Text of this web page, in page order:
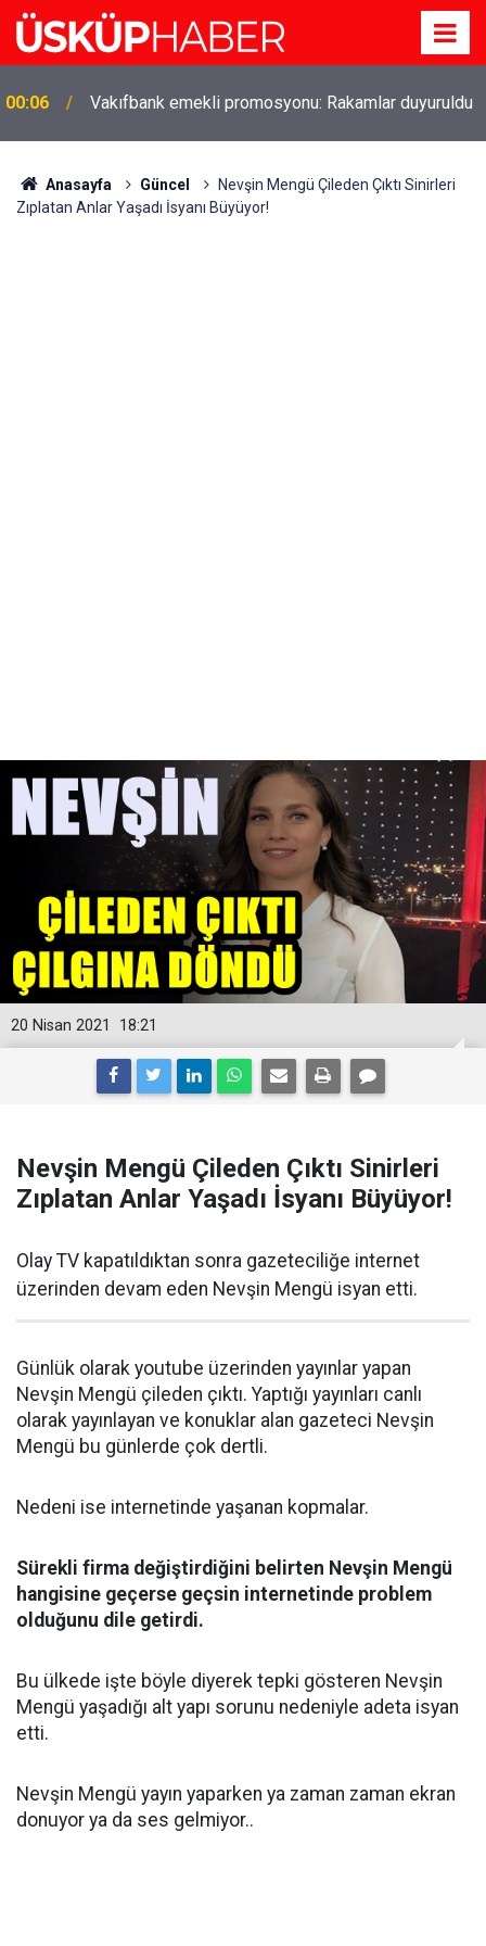
19:21
Gözde oldu! Hem köy hem mahalle hayatı iç içe!
İzmir'deki doğal semt
Anasayfa Güncel
Nevşin Mengü Çileden Çıktı Sinirleri
Zıplatan Anlar Yaşadı İsyanı Büyüyor!
18:21
20 Nisan 2021
Nevşin Mengü Çileden Çıktı Sinirleri
Zıplatan Anlar Yaşadı İsyanı Büyüyor!
Olay TV kapatıldıktan sonra gazeteciliğe internet
üzerinden devam eden Nevşin Mengü isyan etti.
Günlük olarak youtube üzerinden yayınlar yapan
Nevşin Mengü çileden çıktı. Yaptığı yayınları canlı
olarak yayınlayan ve konuklar alan gazeteci Nevşin
Mengü bu günlerde çok dertli.
Nedeni ise internetinde yaşanan kopmalar.
Sürekli firma değiştirdiğini belirten Nevşin Mengü
hangisine geçerse geçsin internetinde problem
olduğunu dile getirdi.
Bu ülkede işte böyle diyerek tepki gösteren Nevşin
Mengü yaşadığı alt yapı sorunu nedeniyle adeta isyan
etti.
Nevşin Mengü yayın yaparken ya zaman zaman ekran
donuyor ya da ses gelmiyor..